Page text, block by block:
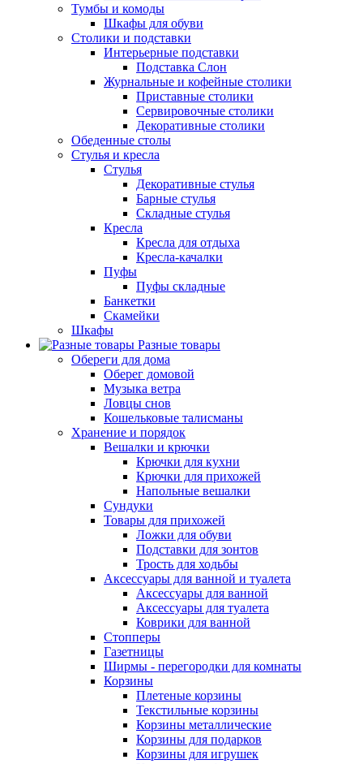
Тумбы и комоды
Шкафы для обуви
Столики и подставки
Интерьерные подставки
Подставка Слон
Журнальные и кофейные столики
Приставные столики
Сервировочные столики
Декоративные столики
Обеденные столы
Стулья и кресла
Стулья
Декоративные стулья
Барные стулья
Складные стулья
Кресла
Кресла для отдыха
Кресла-качалки
Пуфы
Пуфы складные
Банкетки
Скамейки
Шкафы
Разные товары
Обереги для дома
Оберег домовой
Музыка ветра
Ловцы снов
Кошельковые талисманы
Хранение и порядок
Вешалки и крючки
Крючки для кухни
Крючки для прихожей
Напольные вешалки
Сундуки
Товары для прихожей
Ложки для обуви
Подставки для зонтов
Трость для ходьбы
Аксессуары для ванной и туалета
Аксессуары для ванной
Аксессуары для туалета
Коврики для ванной
Стопперы
Газетницы
Ширмы - перегородки для комнаты
Корзины
Плетеные корзины
Текстильные корзины
Корзины металлические
Корзины для подарков
Корзины для игрушек